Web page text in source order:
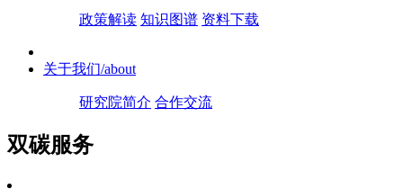
政策解读 知识图谱 资料下载
关于我们/about
研究院简介 合作交流
双碳服务